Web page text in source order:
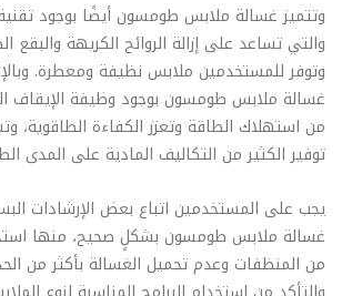
وتتميز غسالة ملابس طومسون أيضًا بوجود تقنية
والتي تساعد على إزالة الروائح الكريهة والبقع
وتوفر للمستخدمين ملابس نظيفة ومعطرة.
غسالة ملابس طومسون بوجود وظيفة الإيقاف
من استهلاك الطاقة وتعزز الكفاءة الطاقوية،
توفير الكثير من التكاليف المادية على المدى
يجب على المستخدمين اتباع بعض الإرشادات
غسالة ملابس طومسون بشكلٍ صحيح، منها
من المنظفات وعدم تحميل الغسالة بأكثر من